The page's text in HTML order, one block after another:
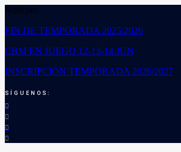
Noticias:
FIN DE TEMPORADA 2025/2026
CBM EN JUEGO 12-13-14 JUN
INSCRIPCIÓN TEMPORADA 2026/2027
SÍGUENOS: